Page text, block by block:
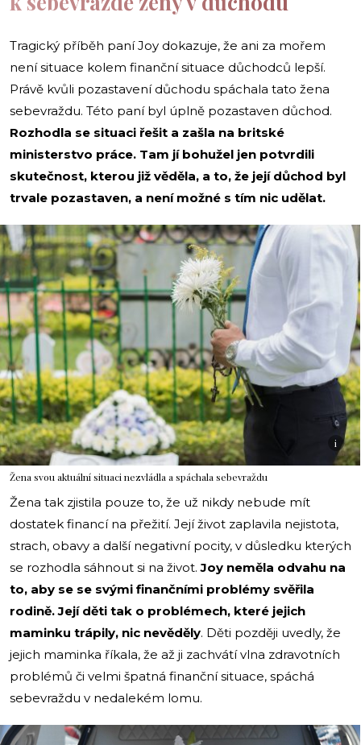
Tragický příběh paní Joy dokazuje, že ani za mořem
není situace kolem finanční situace důchodců lepší.
Právě kvůli pozastavení důchodu spáchala tato žena
sebevraždu. Této paní byl úplně pozastaven důchod.
Rozhodla se situaci řešit a zašla na britské
ministerstvo práce. Tam jí bohužel jen potvrdili
skutečnost, kterou již věděla, a to, že její důchod byl
trvale pozastaven, a není možné s tím nic udělat.
i
Žena svou aktuální situaci nezvládla a spáchala sebevraždu
Žena tak zjistila pouze to, že už nikdy nebude mít
dostatek financí na přežití. Její život zaplavila nejistota,
strach, obavy a další negativní pocity, v důsledku kterých
se rozhodla sáhnout si na život.Joy neměla odvahu na
to, aby se se svými finančními problémy svěřila
rodině. Její děti tak o problémech, které jejich
maminku trápily, nic nevěděly. Děti později uvedly, že
jejich maminka říkala, že až ji zachvátí vlna zdravotních
problémů či velmi špatná finanční situace, spáchá
sebevraždu v nedalekém lomu.